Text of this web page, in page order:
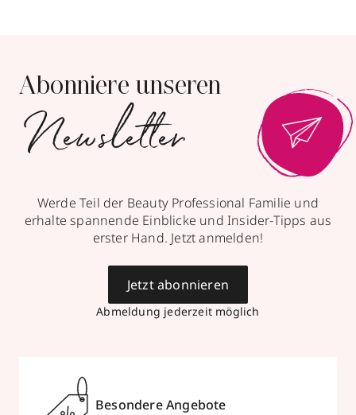
Abonniere unseren
Newsletter
Werde Teil der Beauty Professional Familie und
erhalte spannende Einblicke und Insider-Tipps aus
erster Hand. Jetzt anmelden!
Abmeldung jederzeit möglich
Jetzt abonnieren
Besondere Angebote